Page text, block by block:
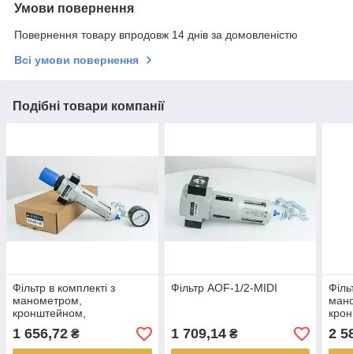
Умови повернення
Повернення товару впродовж 14 днів за домовленістю
Всі умови повернення
Подібні товари компанії
Фільтр в комплекті з
манометром,
кронштейном,
розпилювачем AOFR-1/4-
MINI
1 656,72 ₴
Фільтр AOF-1/2-MIDI
1 709,14₴
MINI
2